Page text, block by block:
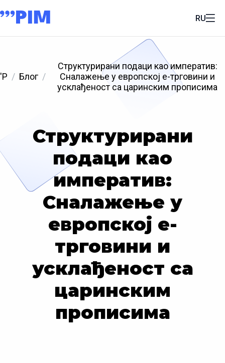
RU
'P Блог
Структурирани подаци као императив:
Сналажење у европској е-трговини и
усклађеност са царинским прописима
Структурирани
подаци као
императив:
Сналажење у
европској е-
трговини и
усклађеност са
царинским
прописима